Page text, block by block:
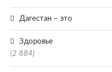
Дагестан – это
Здоровье
(2 884)